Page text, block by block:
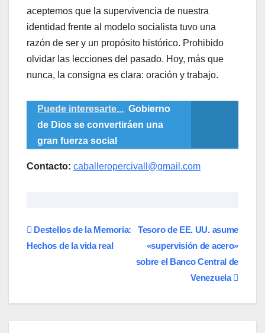
aceptemos que la supervivencia de nuestra
identidad frente al modelo socialista tuvo una
razón de ser y un propósito histórico. Prohibido
olvidar las lecciones del pasado. Hoy, más que
nunca, la consigna es clara: oración y trabajo.
Puede interesarte... Gobierno
de Dios se convertiráen una
gran fuerza social
Contacto: caballeropercivall@gmail.com
Navegación
Tesoro de EE. UU. asume
«supervisión de acero»
sobre el Banco Central de
Venezuela
Destellos de la Memoria:
Hechos de la vida real